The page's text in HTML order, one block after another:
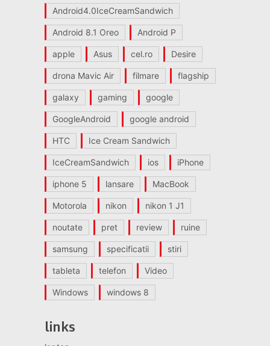
Android4.0IceCreamSandwich
Android 8.1 Oreo Android P
apple Asus cel.ro Desire
drona Mavic Air filmare flagship
galaxy gaming google
GoogleAndroid google android
HTC Ice Cream Sandwich
IceCreamSandwich ios iPhone
iphone 5 lansare MacBook
Motorola nikon nikon 1 J1
noutate pret review ruine
samsung specificatii stiri
tableta telefon Video
Windows windows 8
links